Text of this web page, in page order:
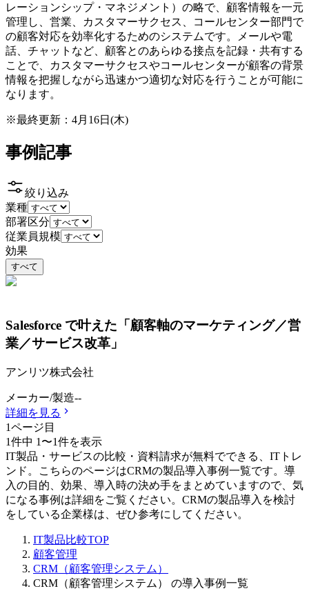
レーションシップ・マネジメント）の略で、顧客情報を一元
管理し、営業、カスタマーサクセス、コールセンター部門で
の顧客対応を効率化するためのシステムです。メールや電
話、チャットなど、顧客とのあらゆる接点を記録・共有する
ことで、カスタマーサクセスやコールセンターが顧客の背景
情報を把握しながら迅速かつ適切な対応を行うことが可能に
なります。
※最終更新： 4月16日(木)
事例記事
絞り込み
業種
部署区分
従業員規模
効果
すべて
Salesforce で叶えた「顧客軸のマーケティング／営
業／サービス改革」
アンリツ株式会社
メーカー/製造--
詳細を見る
1ページ目
1件中 1 〜1件を表示
IT製品・サービスの比較・資料請求が無料でできる、ITトレ
ンド。こちらのページはCRMの製品導入事例一覧です。導
入の目的、効果、導入時の決め手をまとめていますので、気
になる事例は詳細をご覧ください。CRMの製品導入を検討
をしている企業様は、ぜひ参考にしてください。
IT製品比較TOP
顧客管理
CRM（顧客管理システム）
CRM（顧客管理システム） の導入事例一覧